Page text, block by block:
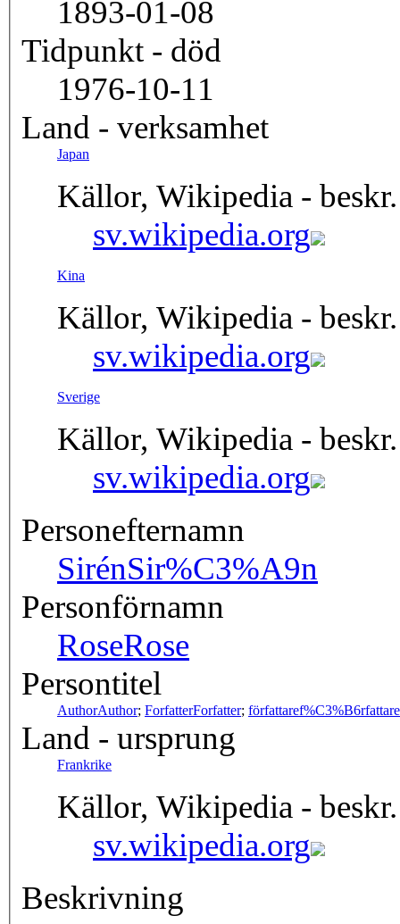
1893-01-08
Tidpunkt - död
1976-10-11
Land - verksamhet
Japan
Källor, Wikipedia -
sv.wikipedia.org
Kina
Källor, Wikipedia -
sv.wikipedia.org
Sverige
Källor, Wikipedia -
sv.wikipedia.org
Personefternamn
SirénSir%C3%A9n
Personförnamn
RoseRose
Persontitel
AuthorAuthor; ForfatterForfatter; författaref%C3%B6rfattare
Land - ursprung
Frankrike
Källor, Wikipedia -
sv.wikipedia.org
Beskrivning